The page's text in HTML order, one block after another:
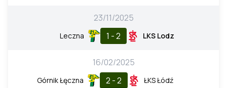
23/11/2025
Leczna 1 - 2 LKS Lodz
16/02/2025
Górnik Łęczna 2 - 2 ŁKS Łódź